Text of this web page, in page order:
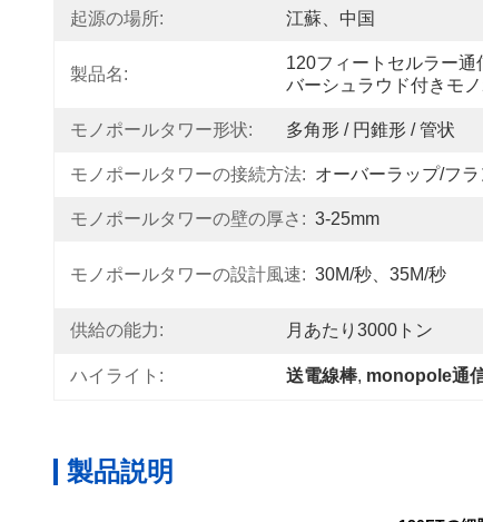
起源の場所: 江蘇、中国
製品名:
120フィートセルラー通
バーシュラウド付きモ
モノポールタワー形状: 多角形 / 円錐形 / 管状
モノポールタワーの接続方法: オーバーラップ/フ
モノポールタワーの壁の厚さ: 3-25mm
モノポールタワーの設計風速: 30M/秒、35M/秒
供給の能力: 月あたり3000トン
ハイライト: 送電線棒, monopole通
製品説明